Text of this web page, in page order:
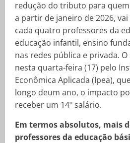
redução do tributo para quem
a partir de janeiro de 2026,
cada quatro professores da
educação infantil, ensino
nas redes pública e privada.
nesta quarta-feira (17) pelo
Econômica Aplicada (Ipea),
longo deum ano, o impacto
receber um 14º salário.
Em termos absolutos, mais
professores da educação